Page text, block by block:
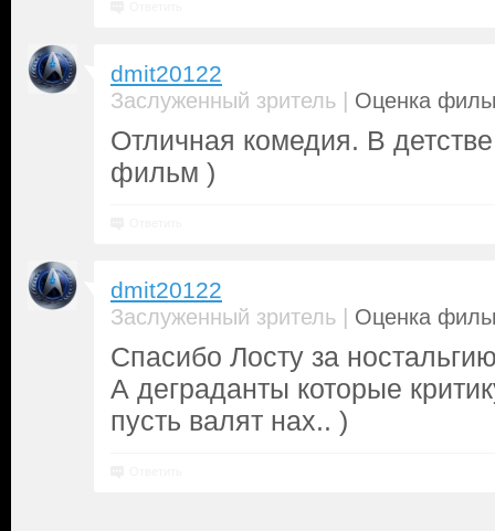
dmit20122
Заслуженный зритель | Оценка
Отличная комедия. В
фильм )
dmit20122
Заслуженный зритель | Оценка
Спасибо Лосту за
А деграданты которые
пусть валят нах.. )